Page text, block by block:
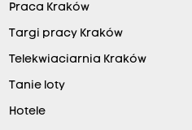
Praca Kraków
Targi pracy Kraków
Telekwiaciarnia Kraków
Tanie loty
Hotele